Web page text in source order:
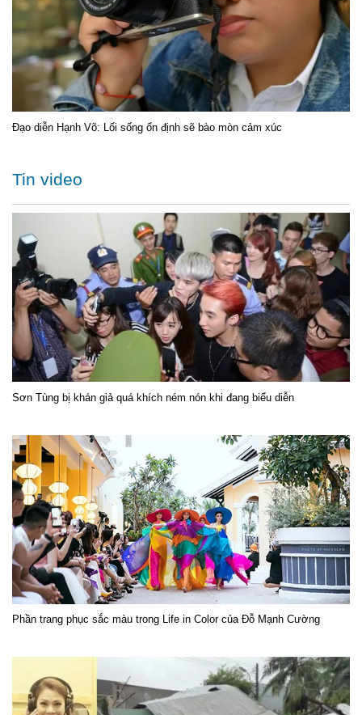
Đạo diễn Hạnh Võ: Lối sống ổn định sẽ bào mòn cảm xúc
Tin video
Sơn Tùng bị khán giả quá khích ném nón khi đang biểu diễn
Phần trang phục sắc màu trong Life in Color của Đỗ Mạnh Cường